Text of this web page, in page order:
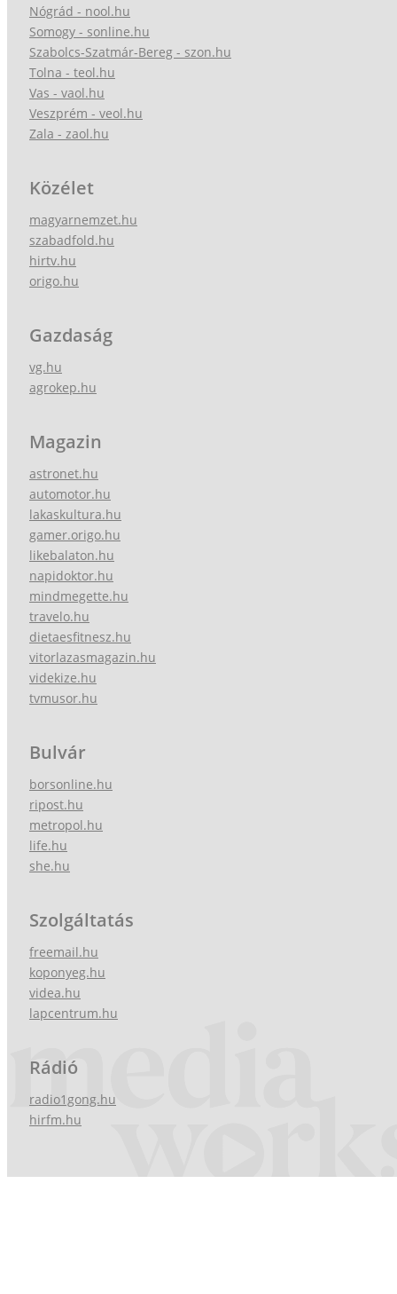
Nógrád - nool.hu
Somogy - sonline.hu
Szabolcs-Szatmár-Bereg - szon.hu
Tolna - teol.hu
Vas - vaol.hu
Veszprém - veol.hu
Zala - zaol.hu
Közélet
magyarnemzet.hu
szabadfold.hu
hirtv.hu
origo.hu
Gazdaság
vg.hu
agrokep.hu
Magazin
astronet.hu
automotor.hu
lakaskultura.hu
gamer.origo.hu
likebalaton.hu
napidoktor.hu
mindmegette.hu
travelo.hu
dietaesfitnesz.hu
vitorlazasmagazin.hu
videkize.hu
tvmusor.hu
Bulvár
borsonline.hu
ripost.hu
metropol.hu
life.hu
she.hu
Szolgáltatás
freemail.hu
koponyeg.hu
videa.hu
lapcentrum.hu
Rádió
radio1gong.hu
hirfm.hu